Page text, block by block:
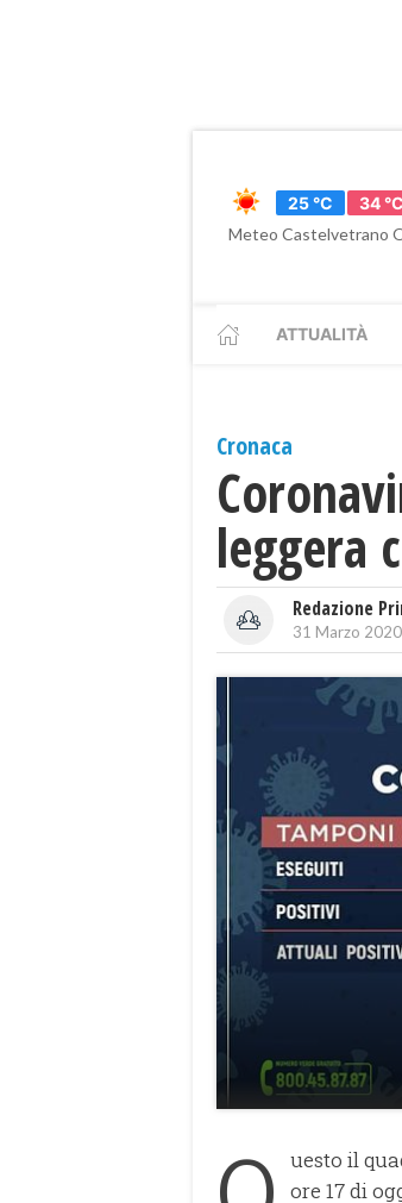
25 °C
34 °C
Meteo Castelvetrano
ATTUALITÀ
Cronaca
leggera
Redazione
31 Marzo
uesto il
ore 17 di